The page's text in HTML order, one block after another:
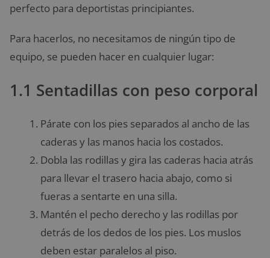
perfecto para deportistas principiantes.
Para hacerlos, no necesitamos de ningún tipo de
equipo, se pueden hacer en cualquier lugar:
1.1 Sentadillas con peso corporal
Párate con los pies separados al ancho de las
caderas y las manos hacia los costados.
Dobla las rodillas y gira las caderas hacia atrás
para llevar el trasero hacia abajo, como si
fueras a sentarte en una silla.
Mantén el pecho derecho y las rodillas por
detrás de los dedos de los pies. Los muslos
deben estar paralelos al piso.